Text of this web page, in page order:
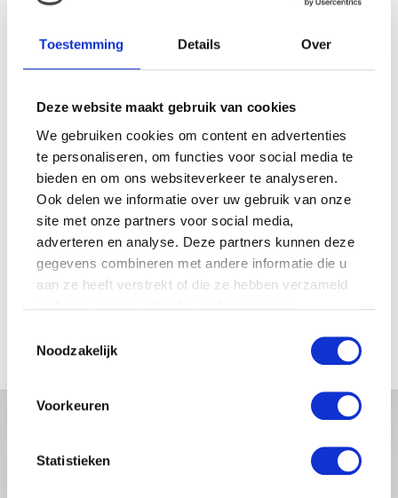
Toestemming Details Over
Deze website maakt gebruik van cookies
We gebruiken cookies om content en advertenties
te personaliseren, om functies voor social media te
bieden en om ons websiteverkeer te analyseren.
Ook delen we informatie over uw gebruik van onze
site met onze partners voor social media,
adverteren en analyse. Deze partners kunnen deze
gegevens combineren met andere informatie die u
aan ze heeft verstrekt of die ze hebben verzameld
Noodzakelijk
Voorkeuren
Statistieken
FEEST, WANT REBEL IS JARIG!
MAMA THIRZA VLOG: OP
VAKANTIE & TWEE ZIEKE
KINDEREN
MAMA CARMEN VLOG:
SCHOLEN ZIJN WEER